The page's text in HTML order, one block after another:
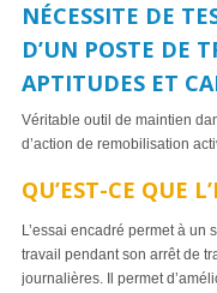
NÉCESSITE DE
D’UN POSTE DE
APTITUDES ET
Véritable outil de maintien
d’action de remobilisation
QU’EST-CE QUE
L’essai encadré permet à un
travail pendant son arrêt de
journalières. Il permet